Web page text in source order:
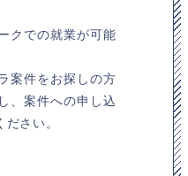
クでの就業が可能
案件をお探しの方
、案件への申し込
さい。